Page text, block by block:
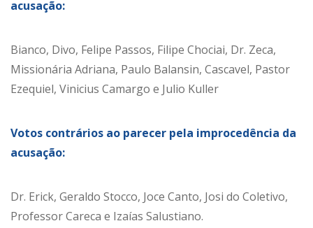
acusação:
Bianco, Divo, Felipe Passos, Filipe Chociai, Dr. Zeca,
Missionária Adriana, Paulo Balansin, Cascavel, Pastor
Ezequiel, Vinicius Camargo e Julio Kuller
Votos contrários ao parecer pela improcedência da
acusação:
Dr. Erick, Geraldo Stocco, Joce Canto, Josi do Coletivo,
Professor Careca e Izaías Salustiano.